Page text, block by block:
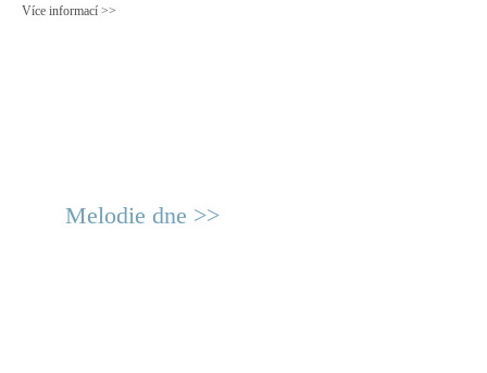
Více informací >>
Melodie dne >>